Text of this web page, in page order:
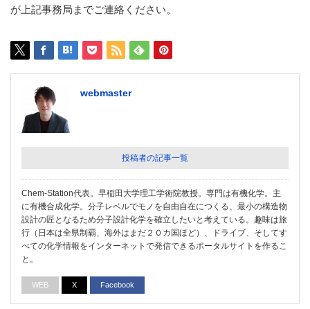
が上記事務局までご連絡ください。
webmaster
投稿者の記事一覧
Chem-Station代表。早稲田大学理工学術院教授。専門は有機化学。主
に有機合成化学。分子レベルでモノを自由自在につくる、最小の構造物
設計の匠となるため分子設計化学を確立したいと考えている。趣味は旅
行（日本は全県制覇、海外はまだ２０カ国ほど）、ドライブ、そしてす
べての化学情報をインターネットで発信できるポータルサイトを作るこ
と。
WEB X Facebook